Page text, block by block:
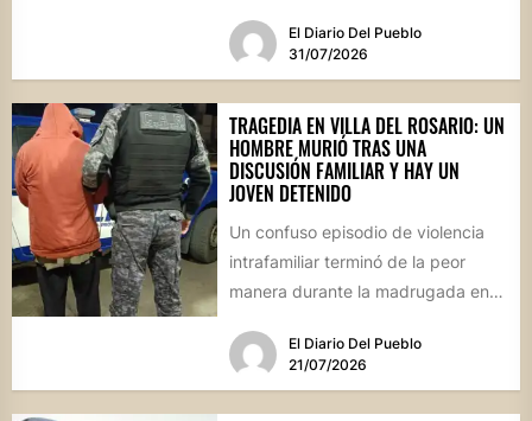
El Diario Del Pueblo
31/07/2026
TRAGEDIA EN VILLA DEL ROSARIO: UN
HOMBRE MURIÓ TRAS UNA
DISCUSIÓN FAMILIAR Y HAY UN
JOVEN DETENIDO
Un confuso episodio de violencia
intrafamiliar terminó de la peor
manera durante la madrugada en
El Diario Del Pueblo
21/07/2026